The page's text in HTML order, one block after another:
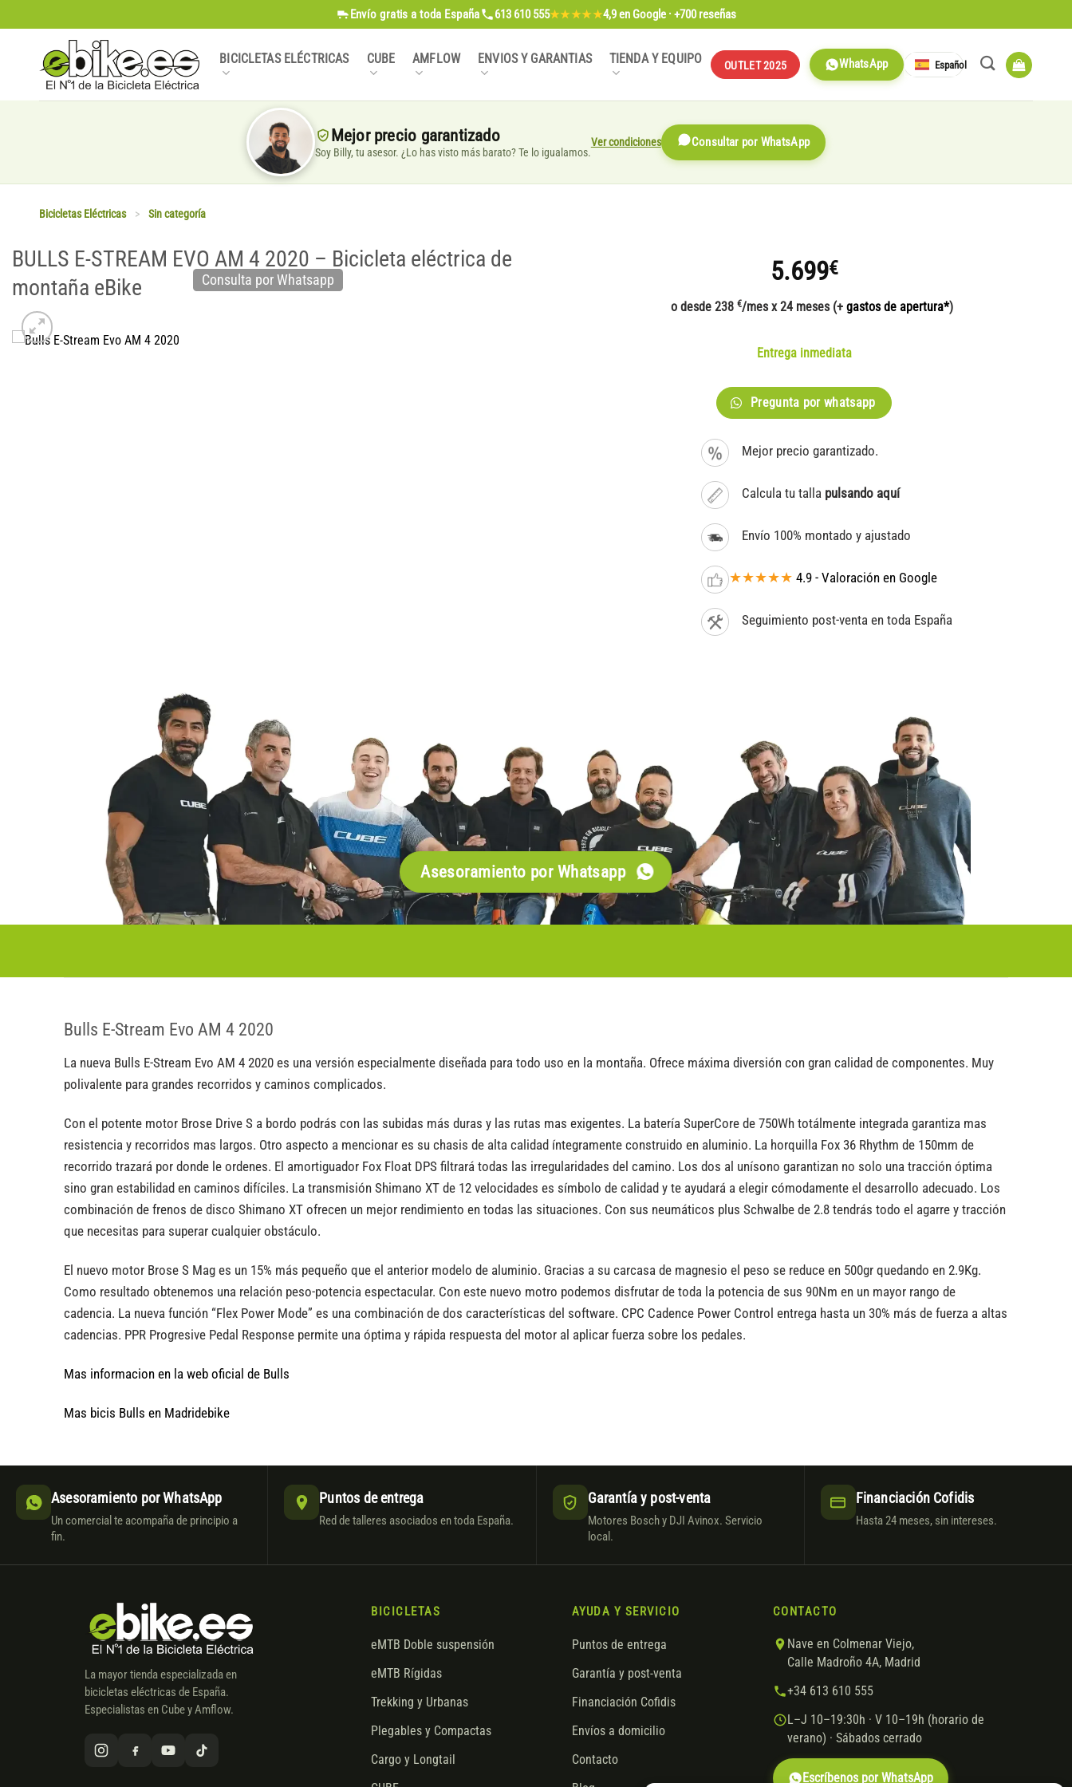
al
contenido
Envío gratis a toda España 613 610 555★★★★★4,9en Google · +700 reseñas
BICICLETAS ELÉCTRICAS CUBE AMFLOW ENVIOS Y GARANTIAS TIENDA Y EQUIPO OUTLET 2025 WhatsApp Español
Mejor precio garantizado
Soy Billy, tu asesor. ¿Lo has visto más barato? Te lo igualamos.
Ver condiciones Consultar por WhatsApp
Bicicletas Eléctricas > Sin categoría
BULLS E-STREAM EVO AM 4 2020 – Bicicleta eléctrica de
montaña eBike
Consulta por Whatsapp 5.699€
o desde 238 €/mes x 24 meses (+ gastos de apertura*)
Entrega inmediata
Pregunta por whatsapp
Mejor precio garantizado.
Calcula tu talla pulsando aquí
Envío 100% montado y ajustado
★★★★★ 4.9 - Valoración en Google
Seguimiento post-venta en toda España
Asesoramiento por Whatsapp
Bulls E-Stream Evo AM 4 2020
La nueva Bulls E-Stream Evo AM 4 2020 es una versión especialmente diseñada para todo uso en la montaña. Ofrece máxima diversión con gran calidad de componentes. Muy
polivalente para grandes recorridos y caminos complicados.
Con el potente motor Brose Drive S a bordo podrás con las subidas más duras y las rutas mas exigentes. La batería SuperCore de 750Wh totálmente integrada garantiza mas
resistencia y recorridos mas largos. Otro aspecto a mencionar es su chasis de alta calidad íntegramente construido en aluminio. La horquilla Fox 36 Rhythm de 150mm de
recorrido trazará por donde le ordenes. El amortiguador Fox Float DPS filtrará todas las irregularidades del camino. Los dos al unísono garantizan no solo una tracción óptima
sino gran estabilidad en caminos difíciles. La transmisión Shimano XT de 12 velocidades es símbolo de calidad y te ayudará a elegir cómodamente el desarrollo adecuado. Los
combinación de frenos de disco Shimano XT ofrecen un mejor rendimiento en todas las situaciones. Con sus neumáticos plus Schwalbe de 2.8 tendrás todo el agarre y tracción
que necesitas para superar cualquier obstáculo.
El nuevo motor Brose S Mag es un 15% más pequeño que el anterior modelo de aluminio. Gracias a su carcasa de magnesio el peso se reduce en 500gr quedando en 2.9Kg.
Como resultado obtenemos una relación peso-potencia espectacular. Con este nuevo motro podemos disfrutar de toda la potencia de sus 90Nm en un mayor rango de
cadencia. La nueva función “Flex Power Mode” es una combinación de dos características del software. CPC Cadence Power Control entrega hasta un 30% más de fuerza a altas
cadencias. PPR Progresive Pedal Response permite una óptima y rápida respuesta del motor al aplicar fuerza sobre los pedales.
Mas informacion en la web oficial de Bulls
Mas bicis Bulls en Madridebike
Asesoramiento por WhatsApp
Un comercial te acompaña de principio a
fin.
Puntos de entrega
Red de talleres asociados en toda España.
Garantía y post-venta
Motores Bosch y DJI Avinox. Servicio
local.
Financiación Cofidis
Hasta 24 meses, sin intereses.
La mayor tienda especializada en
bicicletas eléctricas de España.
Especialistas en Cube y Amflow.
BICICLETAS
eMTB Doble suspensión
eMTB Rígidas
Trekking y Urbanas
Plegables y Compactas
Cargo y Longtail
AYUDA Y SERVICIO
Puntos de entrega
Garantía y post-venta
Financiación Cofidis
Envíos a domicilio
Contacto
CONTACTO
Nave en Colmenar Viejo,
Calle Madroño 4A, Madrid
+34 613 610 555
L–J 10–19:30h · V 10–19h (horario de
verano) · Sábados cerrado
Escríbenos por WhatsApp